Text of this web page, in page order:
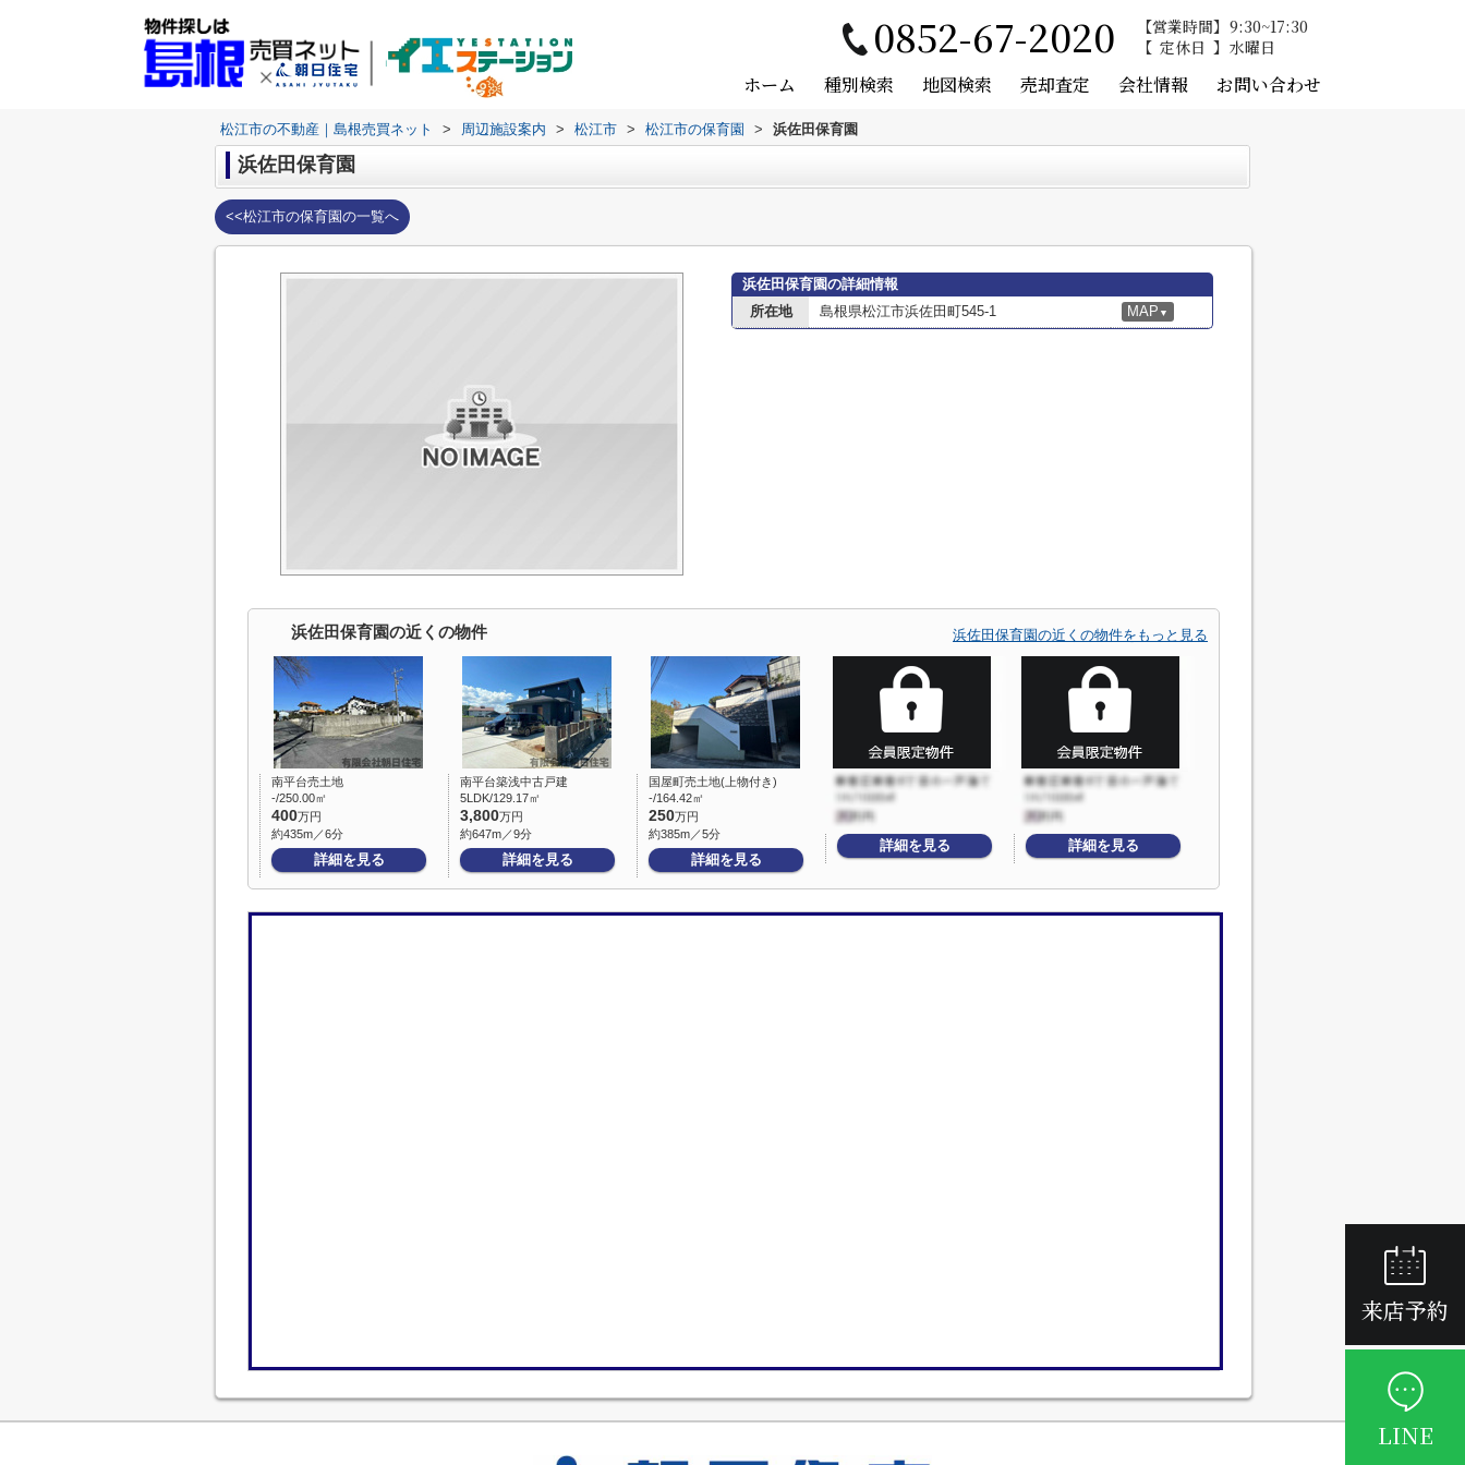
0852-67-2020 営業時間
9:30~17:30
定休日
水曜日
ホーム 種別検索 地図検索 売却査定 会社情報 お問い合わせ
来店予約
LINE
松江市の不動産｜島根売買ネット > 周辺施設案内 > 松江市 > 松江市の保育園 > 浜佐田保育園
浜佐田保育園
<<松江市の保育園の一覧へ
浜佐田保育園の詳細情報
所在地
島根県松江市浜佐田町545-1 MAP ▼
浜佐田保育園の近くの物件 浜佐田保育園の近くの物件をもっと見る
南平台売土地
-/250.00㎡
400万円
約435m／6分
詳細を見る
南平台築浅中古戸建
5LDK/129.17㎡
3,800万円
約647m／9分
詳細を見る
国屋町売土地(上物付き)
-/164.42㎡
250万円
約385m／5分
詳細を見る
詳細を見る 詳細を見る